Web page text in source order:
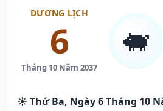
DƯƠNG LỊCH
6
Tháng 10 Năm 2037
🐖
☀️ Thứ Ba, Ngày 6 Tháng 10